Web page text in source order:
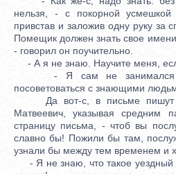
нельзя, - с покорной усмешкой
привстав и заложив одну руку за
Помещик должен знать свое
- говорил он поучительно.
- А я не знаю. Научите меня,
- Я сам не занимался
посоветоваться с знающими
Да вот-с, в письме пишут
Матвеевич, указывая средним
страницу письма, - чтоб вы
славно бы! Пожили бы там,
узнали бы между тем временем и
- Я не знаю, что такое уездный